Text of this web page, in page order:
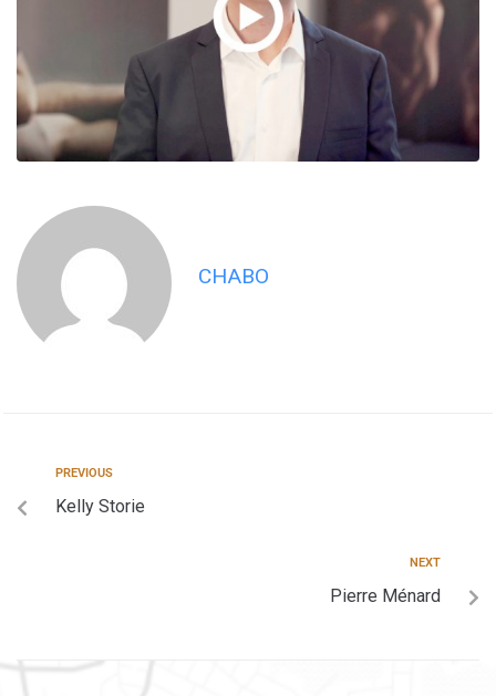
CHABO
PREVIOUS
Kelly Storie
NEXT
Pierre Ménard